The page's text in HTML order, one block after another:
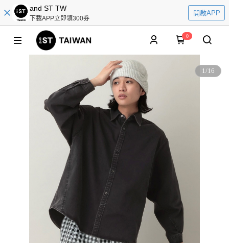
and ST TW
下載APP立即領300券
開啟APP
0
1/16